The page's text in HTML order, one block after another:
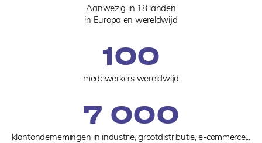
Aanwezig in 18 landen
in Europa en wereldwijd
medewerkers wereldwijd
100
klantondernemingen in industrie, grootdistributie, e-commerce...
7 000